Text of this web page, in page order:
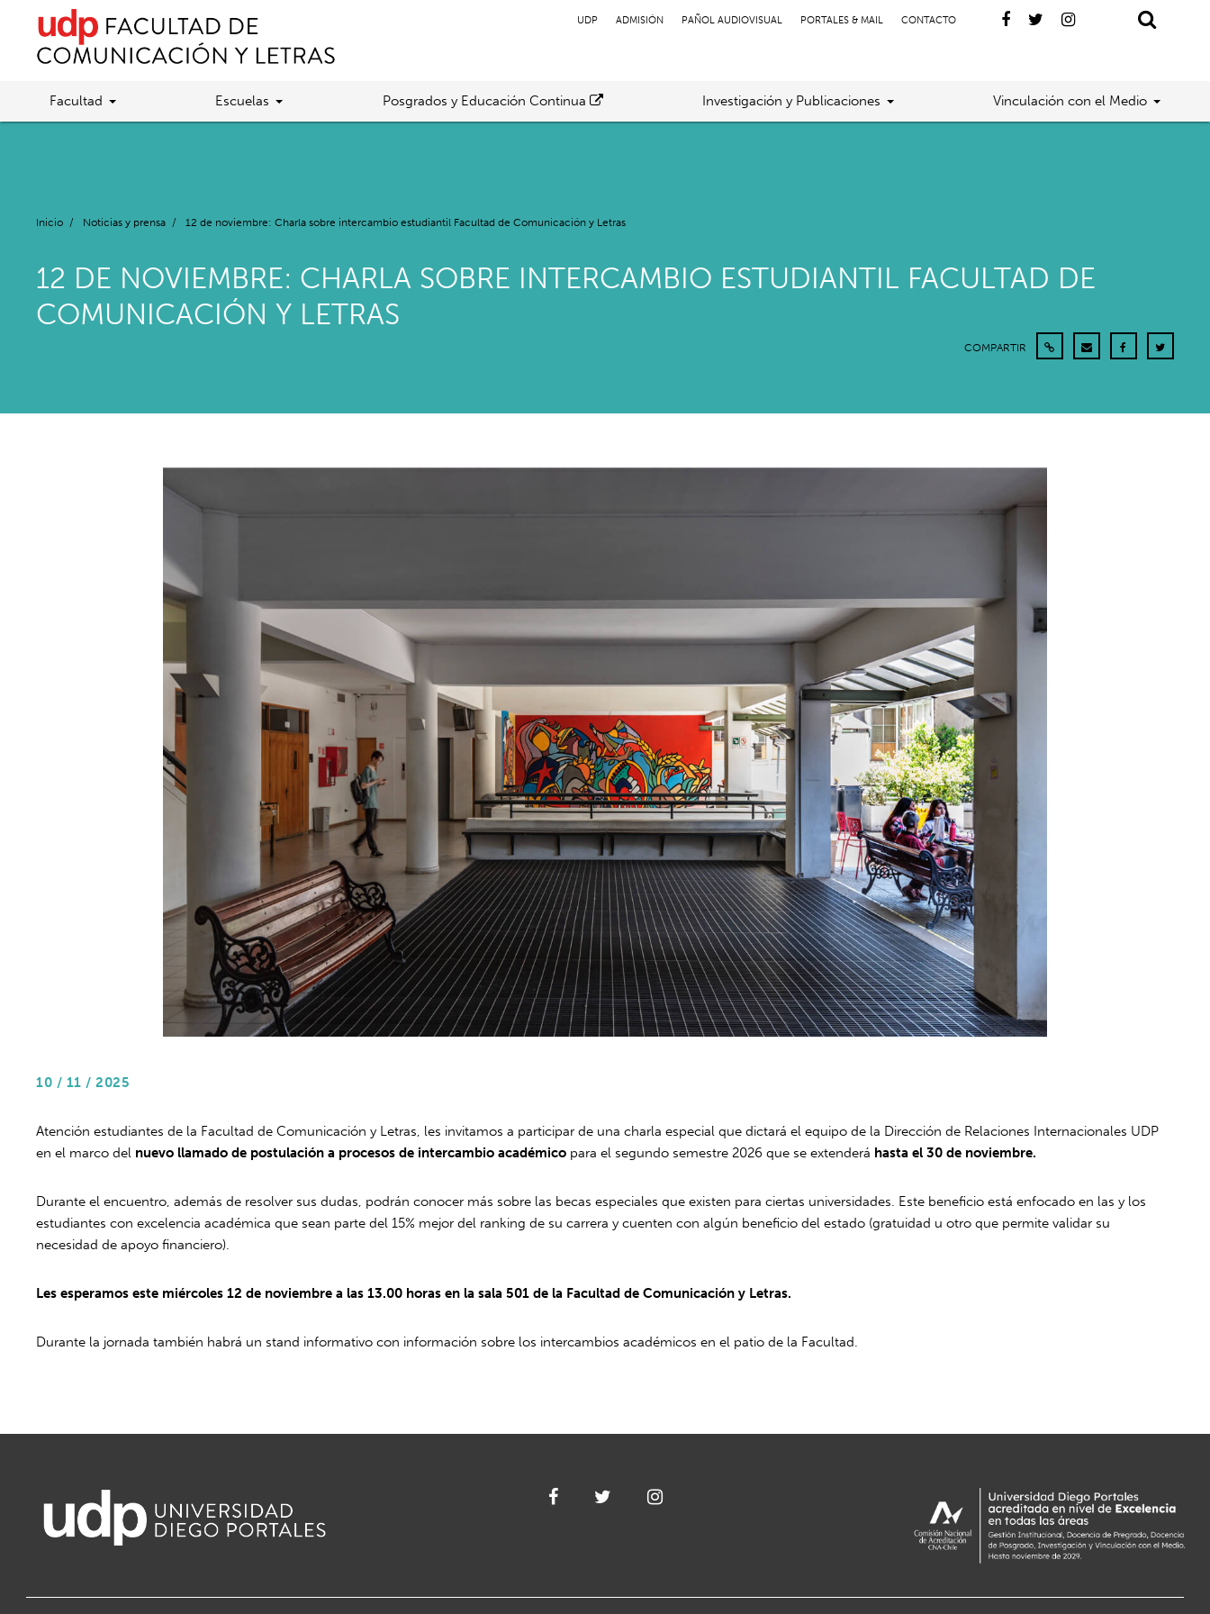
UDP ADMISIÓN PAÑOL AUDIOVISUAL PORTALES & MAIL CONTACTO
Facultad Escuelas Posgrados y Educación Continua Investigación y Publicaciones Vinculación con el Medio
Inicio / Noticias y prensa / 12 de noviembre: Charla sobre intercambio estudiantil Facultad de Comunicación y Letras
12 DE NOVIEMBRE: CHARLA SOBRE INTERCAMBIO ESTUDIANTIL FACULTAD DE
COMUNICACIÓN Y LETRAS
COMPARTIR
10 / 11 / 2025
Atención estudiantes de la Facultad de Comunicación y Letras, les invitamos a participar de una charla especial que dictará el equipo de la Dirección de Relaciones Internacionales UDP
en el marco del nuevo llamado de postulación a procesos de intercambio académico para el segundo semestre 2026 que se extenderá hasta el 30 de noviembre.
Durante el encuentro, además de resolver sus dudas, podrán conocer más sobre las becas especiales que existen para ciertas universidades. Este beneficio está enfocado en las y los
estudiantes con excelencia académica que sean parte del 15% mejor del ranking de su carrera y cuenten con algún beneficio del estado (gratuidad u otro que permite validar su
necesidad de apoyo financiero).
Les esperamos este miércoles 12 de noviembre a las 13.00 horas en la sala 501 de la Facultad de Comunicación y Letras.
Durante la jornada también habrá un stand informativo con información sobre los intercambios académicos en el patio de la Facultad.